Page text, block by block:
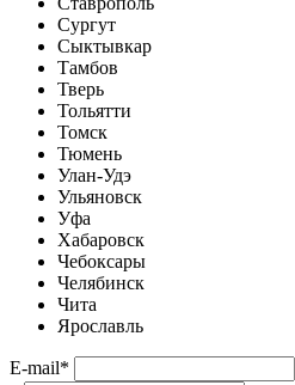
Сургут
Сыктывкар
Тамбов
Тверь
Тольятти
Томск
Тюмень
Улан-Удэ
Ульяновск
Уфа
Хабаровск
Чебоксары
Челябинск
Чита
Ярославль
E-mail*